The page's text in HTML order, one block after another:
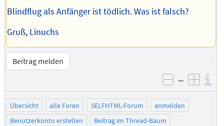
Blindflug als Anfänger ist tödlich. Was ist falsch?
Gruß, Linuchs
Beitrag melden
negativ
–
Übersicht alle Foren SELFHTML-Forum
anmelden
Benutzerkonto erstellen
Beitrag im Thread-Baum